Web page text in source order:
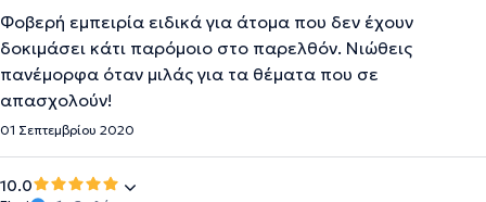
Φοβερή εμπειρία ειδικά για άτομα που δεν έχουν
δοκιμάσει κάτι παρόμοιο στο παρελθόν. Νιώθεις
πανέμορφα όταν μιλάς για τα θέματα που σε
απασχολούν!
01 Σεπτεμβρίου 2020
10.0